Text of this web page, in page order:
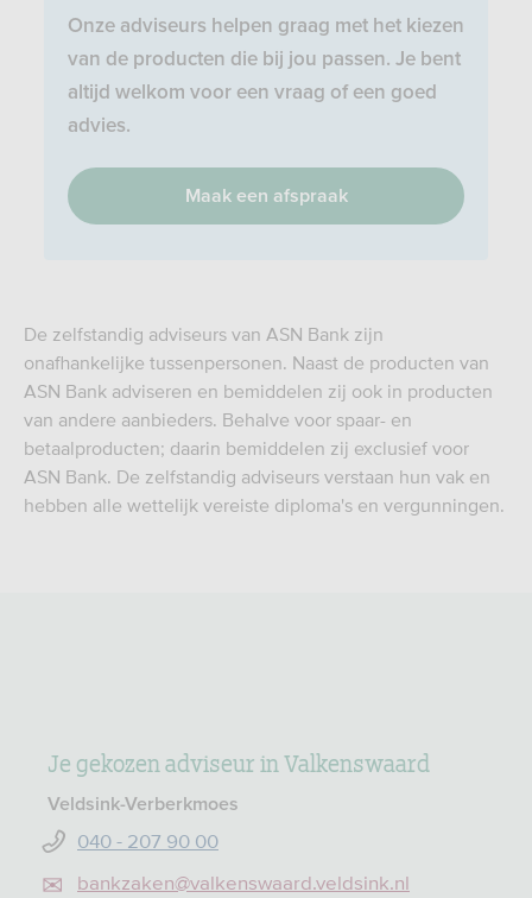
Onze adviseurs helpen graag met het kiezen
van de producten die bij jou passen. Je bent
altijd welkom voor een vraag of een goed
advies.
Maak een afspraak
De zelfstandig adviseurs van ASN Bank zijn
onafhankelijke tussenpersonen. Naast de producten van
ASN Bank adviseren en bemiddelen zij ook in producten
van andere aanbieders. Behalve voor spaar- en
betaalproducten; daarin bemiddelen zij exclusief voor
ASN Bank. De zelfstandig adviseurs verstaan hun vak en
hebben alle wettelijk vereiste diploma's en vergunningen.
Je gekozen adviseur in Valkenswaard
Veldsink-Verberkmoes
040 - 207 90 00
bankzaken@valkenswaard.veldsink.nl